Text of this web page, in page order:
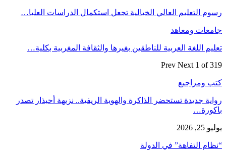
رسوم التعليم العالي الخيالية تجعل استكمال الدراسات العليا…
جامعات ومعاهد
تعليم اللغة العربية للناطقين بغيرها والثقافة المغربية بكلية…
Prev Next 1 of 319
كتب ومراجيع
رواية جديدة تستحضر الذاكرة والهوية الريفية.. نزيهة أحيذار تصدر
باكورة…
يوليو 25, 2026
“نظام التفاهة” في الدولة